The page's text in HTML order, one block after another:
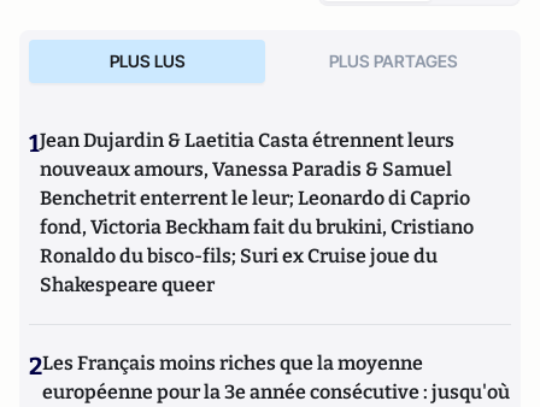
PLUS LUS PLUS PARTAGES
1Jean Dujardin & Laetitia Casta étrennent leurs
nouveaux amours, Vanessa Paradis & Samuel
Benchetrit enterrent le leur; Leonardo di Caprio
fond, Victoria Beckham fait du brukini, Cristiano
Ronaldo du bisco-fils; Suri ex Cruise joue du
Shakespeare queer
2Les Français moins riches que la moyenne
européenne pour la 3e année consécutive : jusqu'où